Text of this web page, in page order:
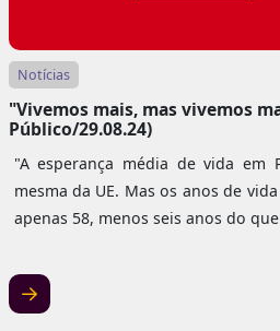
Notícias
"Vivemos mais, mas vivemos
Público/29.08.24)
"A esperança média de vida em
mesma da UE. Mas os anos de
apenas 58, menos seis anos do